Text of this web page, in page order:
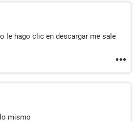
le hago clic en descargar me sale
mismo